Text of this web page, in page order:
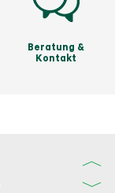
Beratung &
Kontakt